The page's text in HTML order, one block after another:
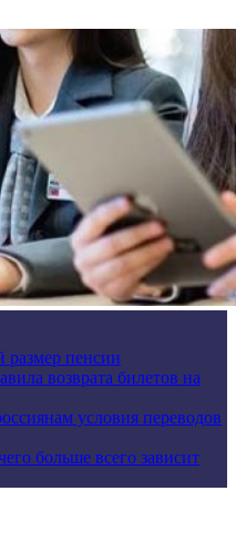
размер пенсии
возврата билетов на
условия переводов
больше всего зависит